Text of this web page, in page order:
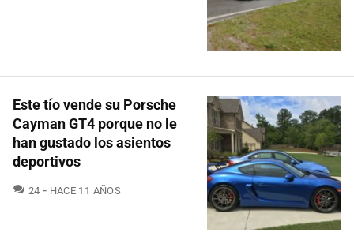
Este tío vende su Porsche
Cayman GT4 porque no le
han gustado los asientos
deportivos
24 COMENTARIOS
HACE 11 AÑOS